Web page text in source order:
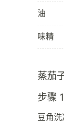
油
味精
蒸茄
步骤 1
豆角